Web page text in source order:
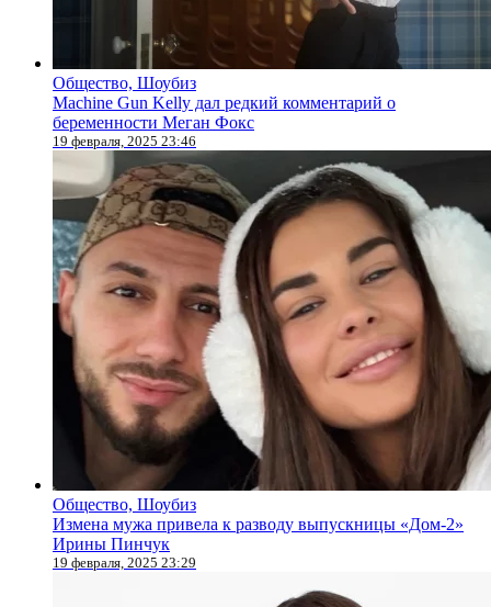
Общество, Шоубиз
Machine Gun Kelly дал редкий комментарий о
беременности Меган Фокс
19 февраля, 2025 23:46
Общество, Шоубиз
Измена мужа привела к разводу выпускницы «Дом-2»
Ирины Пинчук
19 февраля, 2025 23:29